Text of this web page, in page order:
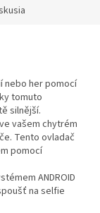
nebo her pomocí
tomuto
silnější.
vašem chytrém
Tento ovladač
pomocí
ANDROID
na selfie